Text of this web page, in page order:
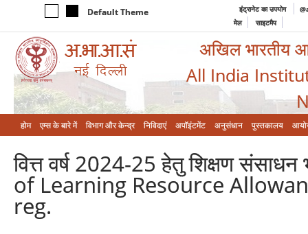
Default Theme इंट्रानेट का उपयोग
मेल
साइटमैप
अखिल भारतीय
All India
होम एम्‍स के बारे में विभाग और केन्‍द्र निविदाएं अपॉइंटमेंट अनुसंधान पुस्तकालय
वित्त वर्ष 2024-25 हेतु शिक्षण
of Learning Resource
reg.